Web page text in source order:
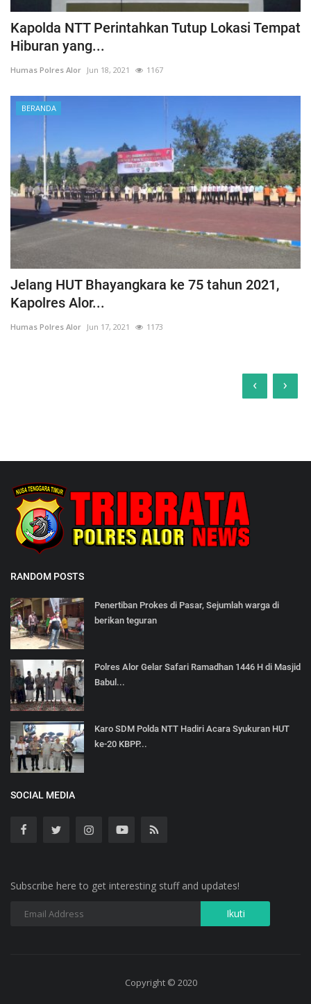
Kapolda NTT Perintahkan Tutup Lokasi Tempat
Hiburan yang...
Humas Polres Alor Jun 18, 2021 1167
BERANDA
Jelang HUT Bhayangkara ke 75 tahun 2021,
Kapolres Alor...
Humas Polres Alor Jun 17, 2021 1173
‹ ›
RANDOM POSTS
Penertiban Prokes di Pasar, Sejumlah warga di
berikan teguran
Polres Alor Gelar Safari Ramadhan 1446 H di Masjid
Babul...
Karo SDM Polda NTT Hadiri Acara Syukuran HUT
ke-20 KBPP...
SOCIAL MEDIA
Subscribe here to get interesting stuff and updates!
Copyright © 2020